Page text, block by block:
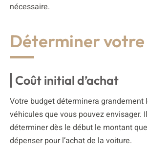
nécessaire.
Déterminer
Coût initial d’achat
Votre budget déterminera grandement
véhicules que vous pouvez envisager.
déterminer dès le début le montant
dépenser pour l’achat de la voiture.